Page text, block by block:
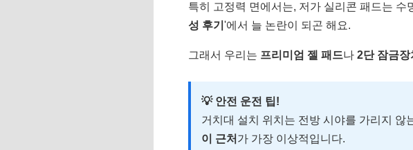
특히 고정력 면에서는, 저가 실리콘 패드는 수
성 후기 '에서 늘 논란이 되곤 해요.
그래서 우리는 프리미엄 젤 패드나 2단 잠금장
💡 안전 운전 팁!
거치대 설치 위치는 전방 시야를 가리지 않
이 근처 가 가장 이상적입니다.